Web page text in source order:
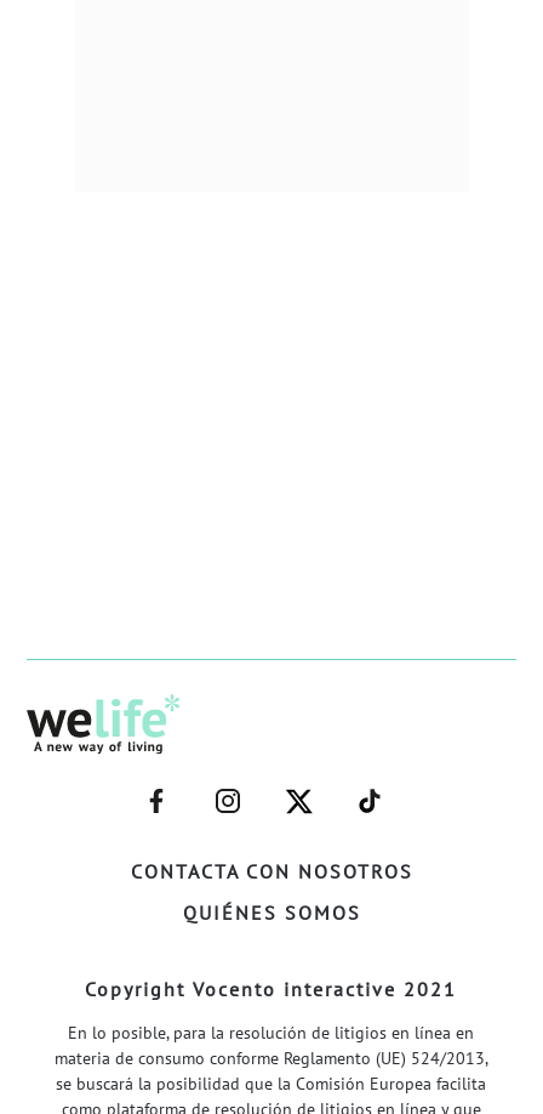
CONTACTA CON NOSOTROS
QUIÉNES SOMOS
–
FACEBOOK–
–
INSTAGRAM–
–
TWITTER–
–
WELIFE–
Copyright Vocento interactive 2021
En lo posible, para la resolución de litigios en línea en
materia de consumo conforme Reglamento (UE) 524/2013,
se buscará la posibilidad que la Comisión Europea facilita
como plataforma de resolución de litigios en línea y que